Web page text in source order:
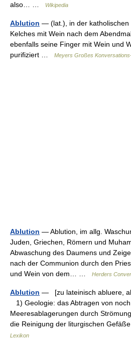
also… …
Wikipedia
Ablution — (lat.), in der katholischen
Kelches mit Wein nach dem
ebenfalls seine Finger mit Wein und
purifiziert …
Meyers Großes
Ablution — Ablution, im allg.
Juden, Griechen, Römern und
Abwaschung des Daumens und
nach der Communion durch den
und Wein von dem… …
Herders
Ablution — [zu lateinisch abluere,
1) Geologie: das Abtragen von
Meeresablagerungen durch
die Reinigung der liturgischen
Lexikon